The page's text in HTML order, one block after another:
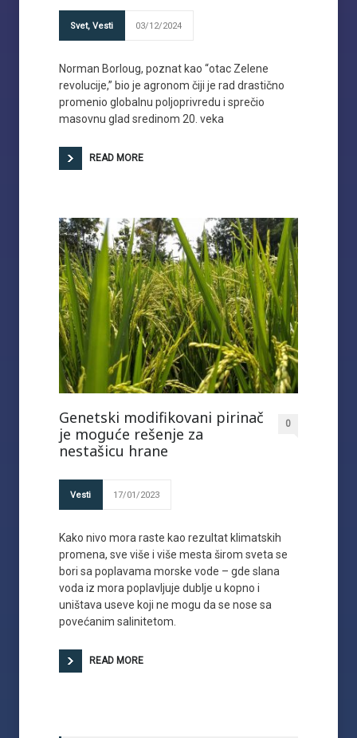
Svet, Vesti 03/12/2024
Norman Borloug, poznat kao “otac Zelene
revolucije,” bio je agronom čiji je rad drastično
promenio globalnu poljoprivredu i sprečio
masovnu glad sredinom 20. veka
READ MORE
Genetski modifikovani pirinač
je moguće rešenje za
nestašicu hrane
0
Vesti 17/01/2023
Kako nivo mora raste kao rezultat klimatskih
promena, sve više i više mesta širom sveta se
bori sa poplavama morske vode – gde slana
voda iz mora poplavljuje dublje u kopno i
uništava useve koji ne mogu da se nose sa
povećanim salinitetom.
READ MORE